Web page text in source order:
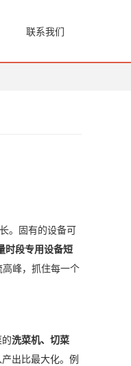
联系我们
。固有的设备可
时段专用设备短
峰，抓住每一个
洗菜机、切菜
出比最大化。例